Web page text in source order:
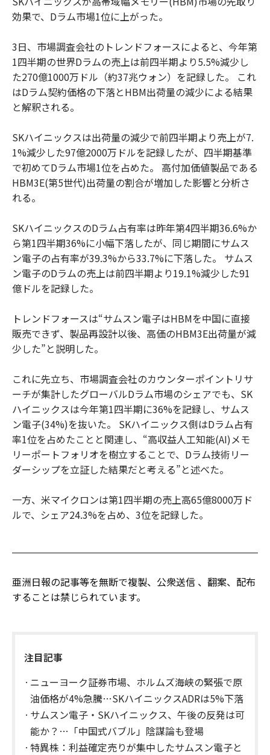
効果で、Dラム市場1位に上がった。
3日、市場調査会社のトレンドフォースによると、今年第
1四半期の世界Dラムの売上は前四半期より5.5%減少し
た270億1000万ドル（約37兆ウォン）を記録した。 これ
はDラム契約価格の下落とHBM出荷量の減少による結果
と解釈される。
SKハイニックスは出荷量の減少で前四半期より売上が7.
1%減少した97億2000万ドルを記録したが、四半期基準
で初めてDラム市場1位を占めた。 高付加価値製品である
HBM3E(第5世代)出荷量の割合が増加した影響と分析さ
れる。
SKハイニックスのDラム占有率は昨年第4四半期36.6%か
ら第1四半期36%に小幅下落したが、同じ期間にサムス
ン電子の占有率が39.3%から33.7%に下落した。 サムス
ン電子のDラムの売上は前四半期より19.1%減少した91
億ドルを記録した。
トレンドフォースは“サムスン電子はHBMを中国に直接
販売できず、製品再設計以後、高価のHBM3E出荷量が減
少した”と説明した。
これに先立ち、市場調査会社のカウンターポイントリサ
ーチが集計したグローバルDラム市場のシェアでも、SK
ハイニックスは今年第1四半期に36%を記録し、サムス
ン電子(34%)を抜いた。 SKハイニックス側はDラム占有
率1位を占めたことと関連し、“高収益人工知能(AI)メモ
リーポートフォリオを樹立することで、Dラム技術リー
ダーシップを立証した結果だと考える”と述べた。
一方、米マイクロンは第1四半期の売上高65億8000万ド
ルで、シェア24.3%を占め、3位を記録した。
亜洲日報の記事等を無断で複製、公衆送信 、翻案、配布
することは禁じられています。
注目記事
ニューヨーク証券市場、ホルムズ海峡の緊張で原
油価格が4%急騰…SKハイニックスADRは5%下落
サムスン電子・SKハイニックス、午後の反発は可
能か？…「中国式バブル」陰謀論も登場
特異株：利益確定売りが集中したサムスン電子と